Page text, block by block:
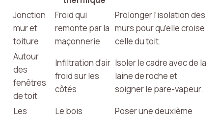
Jonction
mur et
toiture
Froid qui
remonte par la
maçonnerie
Prolonger l’isolation des
murs pour qu’elle croise
celle du toit.
Autour
des
fenêtres
de toit
Infiltration d’air
froid sur les
côtés
Isoler le cadre avec de la
laine de roche et
soigner le pare-vapeur.
Les
Le bois
Poser une deuxième